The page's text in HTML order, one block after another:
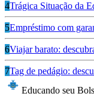
4Trágica Situação da
5Empréstimo com
6Viajar barato:
7Tag de pedágio:
Educando seu